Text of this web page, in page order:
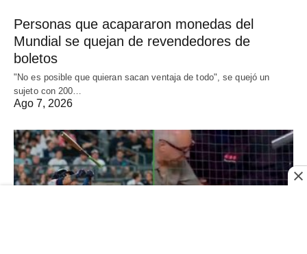
Personas que acapararon monedas del
Mundial se quejan de revendedores de
boletos
"No es posible que quieran sacan ventaja de todo", se quejó un
sujeto con 200…
Ago 7, 2026